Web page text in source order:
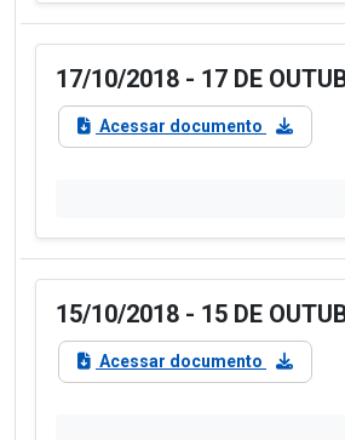
17/10/2018 - 17 DE
Acessar documento
15/10/2018 - 15 DE
Acessar documento